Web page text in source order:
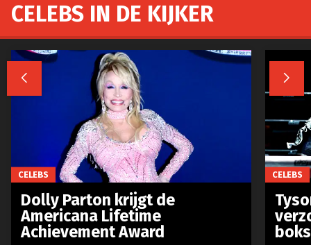
CELEBS IN DE KIJKER
 
CELEBS
Dolly Parton krijgt de
Americana Lifetime
Achievement Award
CELEBS